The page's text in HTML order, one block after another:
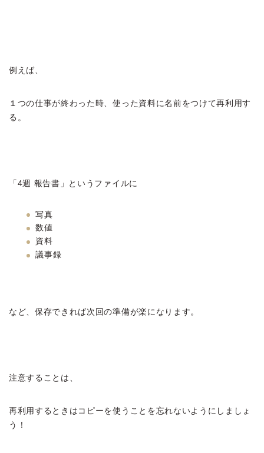
例えば、
１つの仕事が終わった時、使った資料に名前をつけて再利用す
る。
「4週 報告書」というファイルに
写真
数値
資料
議事録
など、保存できれば次回の準備が楽になります。
注意することは、
再利用するときはコピーを使うことを忘れないようにしましょ
う！